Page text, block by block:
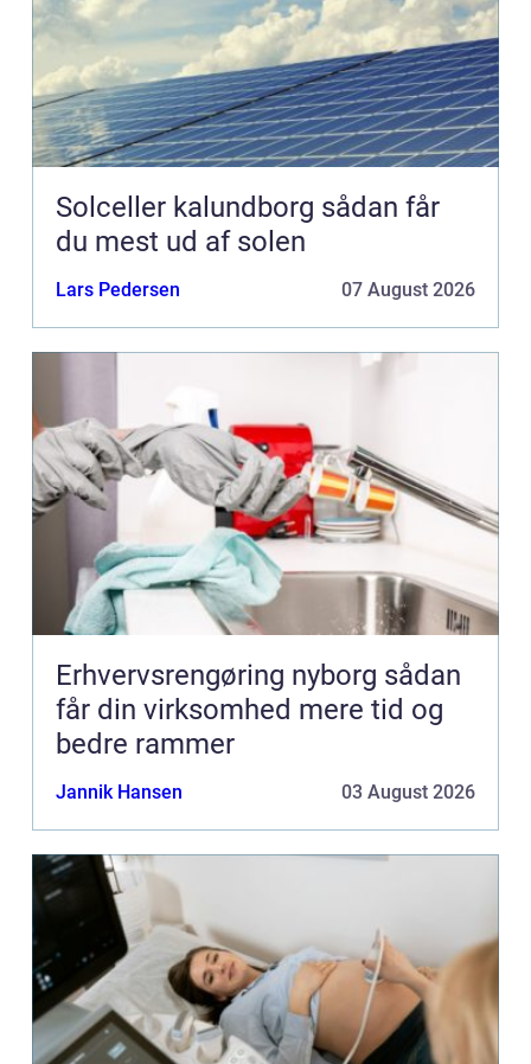
Solceller kalundborg sådan får
du mest ud af solen
Lars Pedersen 07 August 2026
Erhvervsrengøring nyborg sådan
får din virksomhed mere tid og
bedre rammer
Jannik Hansen 03 August 2026